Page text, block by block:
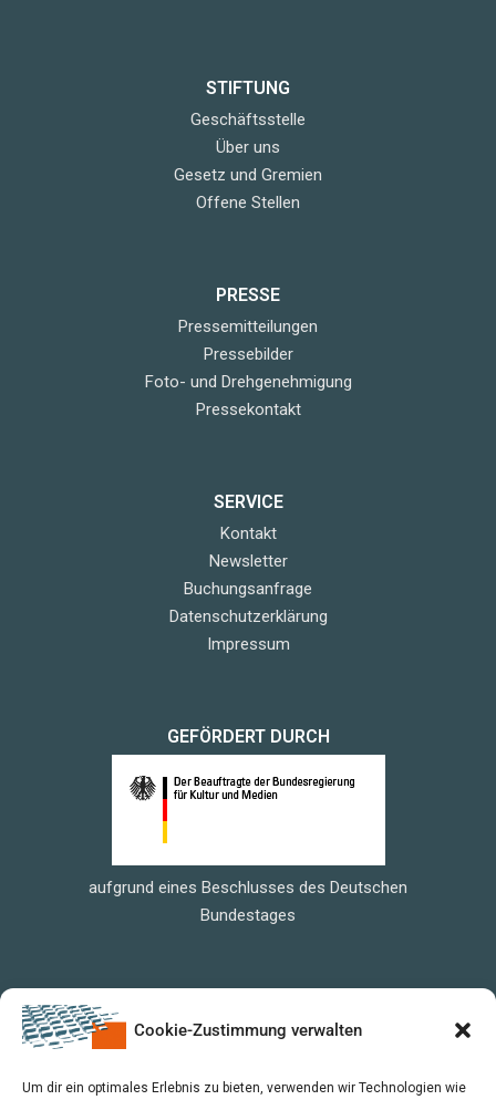
Cookie-Zustimmung verwalten
Um dir ein optimales Erlebnis zu bieten, verwenden wir Technologien wie
STIFTUNG
Geschäftsstelle
Über uns
Gesetz und Gremien
Offene Stellen
PRESSE
Pressemitteilungen
Pressebilder
Foto- und Drehgenehmigung
Pressekontakt
SERVICE
Kontakt
Newsletter
Buchungsanfrage
Datenschutzerklärung
Impressum
GEFÖRDERT DURCH
aufgrund eines Beschlusses des Deutschen
Bundestages